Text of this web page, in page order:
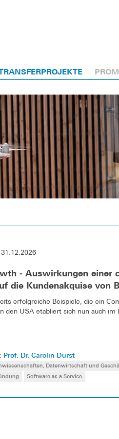
- Auswirkungen einer
die Kundenakquise von
erfolgreiche Beispiele, die ein
den USA etabliert sich nun auch im
Prof. Dr. Carolin Durst
Datenwirtschaft und
Software as a Service